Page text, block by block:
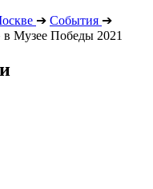
➔ События ➔
Музее Победы 2021